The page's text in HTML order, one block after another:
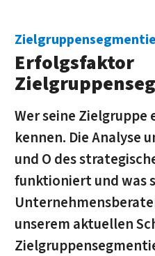
Erfolgsfaktor
Wer seine Zielgruppe
kennen. Die Analyse
und O des
funktioniert und was
unserem aktuellen